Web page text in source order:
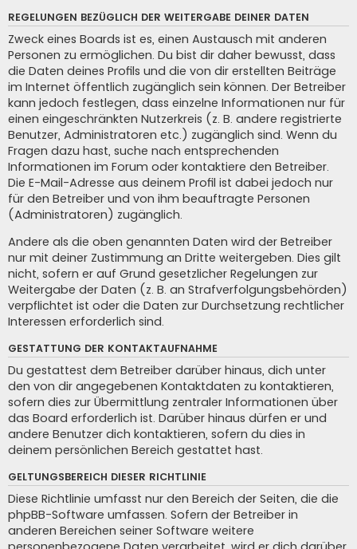
REGELUNGEN BEZÜGLICH DER WEITERGABE DEINER DATEN
Zweck eines Boards ist es, einen Austausch mit anderen
Personen zu ermöglichen. Du bist dir daher bewusst, dass
die Daten deines Profils und die von dir erstellten Beiträge
im Internet öffentlich zugänglich sein können. Der Betreiber
kann jedoch festlegen, dass einzelne Informationen nur für
einen eingeschränkten Nutzerkreis (z. B. andere registrierte
Benutzer, Administratoren etc.) zugänglich sind. Wenn du
Fragen dazu hast, suche nach entsprechenden
Informationen im Forum oder kontaktiere den Betreiber.
Die E-Mail-Adresse aus deinem Profil ist dabei jedoch nur
für den Betreiber und von ihm beauftragte Personen
(Administratoren) zugänglich.
Andere als die oben genannten Daten wird der Betreiber
nur mit deiner Zustimmung an Dritte weitergeben. Dies gilt
nicht, sofern er auf Grund gesetzlicher Regelungen zur
Weitergabe der Daten (z. B. an Strafverfolgungsbehörden)
verpflichtet ist oder die Daten zur Durchsetzung rechtlicher
Interessen erforderlich sind.
GESTATTUNG DER KONTAKTAUFNAHME
Du gestattest dem Betreiber darüber hinaus, dich unter
den von dir angegebenen Kontaktdaten zu kontaktieren,
sofern dies zur Übermittlung zentraler Informationen über
das Board erforderlich ist. Darüber hinaus dürfen er und
andere Benutzer dich kontaktieren, sofern du dies in
deinem persönlichen Bereich gestattet hast.
GELTUNGSBEREICH DIESER RICHTLINIE
Diese Richtlinie umfasst nur den Bereich der Seiten, die die
phpBB-Software umfassen. Sofern der Betreiber in
anderen Bereichen seiner Software weitere